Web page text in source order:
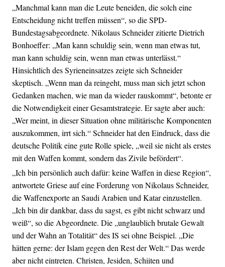
„Manchmal kann man die Leute beneiden, die solch eine
Entscheidung nicht treffen müssen“, so die SPD-
Bundestagsabgeordnete. Nikolaus Schneider zitierte Dietrich
Bonhoeffer: „Man kann schuldig sein, wenn man etwas tut,
man kann schuldig sein, wenn man etwas unterlässt.“
Hinsichtlich des Syrieneinsatzes zeigte sich Schneider
skeptisch. „Wenn man da reingeht, muss man sich jetzt schon
Gedanken machen, wie man da wieder rauskommt“, betonte er
die Notwendigkeit einer Gesamtstrategie. Er sagte aber auch:
„Wer meint, in dieser Situation ohne militärische Komponenten
auszukommen, irrt sich.“ Schneider hat den Eindruck, dass die
deutsche Politik eine gute Rolle spiele, „weil sie nicht als erstes
mit den Waffen kommt, sondern das Zivile befördert“.
„Ich bin persönlich auch dafür: keine Waffen in diese Region“,
antwortete Griese auf eine Forderung von Nikolaus Schneider,
die Waffenexporte an Saudi Arabien und Katar einzustellen.
„Ich bin dir dankbar, dass du sagst, es gibt nicht schwarz und
weiß“, so die Abgeordnete. Die „unglaublich brutale Gewalt
und der Wahn an Totalität“ des IS sei ohne Beispiel. „Die
hätten gerne: der Islam gegen den Rest der Welt.“ Das werde
aber nicht eintreten. Christen, Jesiden, Schiiten und